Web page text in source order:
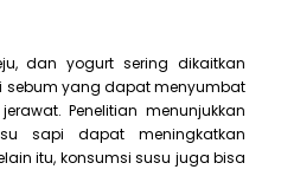
dan yogurt sering dikaitkan
sebum yang dapat menyumbat
Penelitian menunjukkan
sapi dapat meningkatkan
itu, konsumsi susu juga bisa